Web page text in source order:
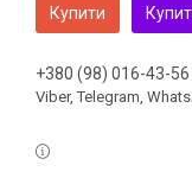
Купити
+380 (98) 016-43-56
Viber, Telegram,